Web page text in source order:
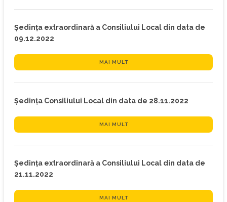
Ședința extraordinară a Consiliului Local din data de
09.12.2022
MAI MULT
Ședința Consiliului Local din data de 28.11.2022
MAI MULT
Ședința extraordinară a Consiliului Local din data de
21.11.2022
MAI MULT